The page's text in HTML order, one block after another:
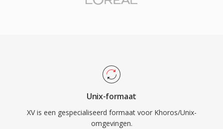
Unix-formaat
XV is een gespecialiseerd formaat voor Khoros/Unix-
omgevingen.